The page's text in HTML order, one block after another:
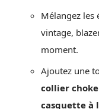
Mélangez les
vintage,
moment.
Ajoutez une
collier
casquette à